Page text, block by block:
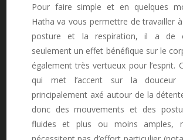
Pour faire simple et en quelques
Hatha va vous permettre de travailler
posture et la respiration, il a de
seulement un effet bénéfique sur le
également très vertueux pour l’esprit.
qui met l’accent sur la
principalement axé autour de la
donc des mouvements et des
fluides et plus ou moins amples,